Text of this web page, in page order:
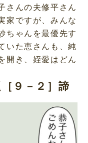
さんの夫修平さん
家ですが、みんな
ちゃんを最優先す
いた恵さんも、純
開き、姪愛はどん
９－２］諦